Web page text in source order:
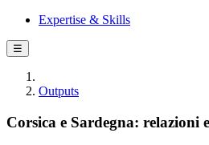
Expertise & Skills
☰
Outputs
Corsica e Sardegna: